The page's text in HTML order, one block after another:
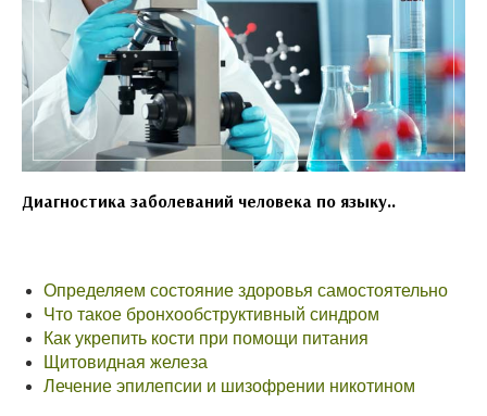
Диагностика заболеваний человека по языку..
Определяем состояние здоровья самостоятельно
Что такое бронхообструктивный синдром
Как укрепить кости при помощи питания
Щитовидная железа
Лечение эпилепсии и шизофрении никотином